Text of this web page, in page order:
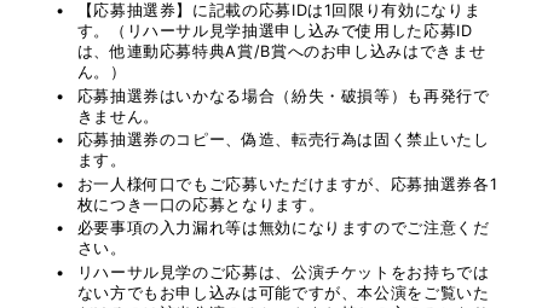
【応募抽選券】に記載の応募IDは1回限り有効になりま
す。（リハーサル見学抽選申し込みで使用した応募ID
は、他連動応募特典A賞/B賞へのお申し込みはできませ
ん。）
応募抽選券はいかなる場合（紛失・破損等）も再発行で
きません。
応募抽選券のコピー、偽造、転売行為は固く禁止いたし
ます。
お一人様何口でもご応募いただけますが、応募抽選券各1
枚につき一口の応募となります。
必要事項の入力漏れ等は無効になりますのでご注意くだ
さい。
リハーサル見学のご応募は、公演チケットをお持ちでは
ない方でもお申し込みは可能ですが、本公演をご覧いた